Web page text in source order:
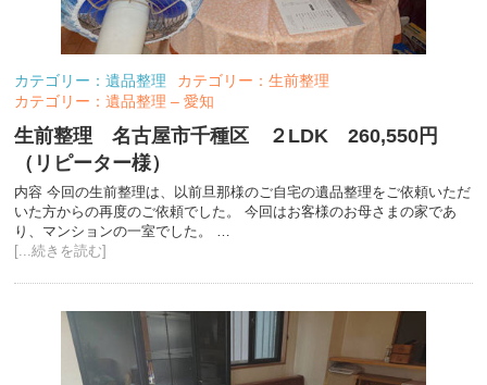
カテゴリー：遺品整理
カテゴリー：生前整理
カテゴリー：遺品整理 – 愛知
生前整理 名古屋市千種区 ２LDK 260,550円
（リピーター様）
内容 今回の生前整理は、以前旦那様のご自宅の遺品整理をご依頼いただ
いた方からの再度のご依頼でした。 今回はお客様のお母さまの家であ
り、マンションの一室でした。 …
[...続きを読む]